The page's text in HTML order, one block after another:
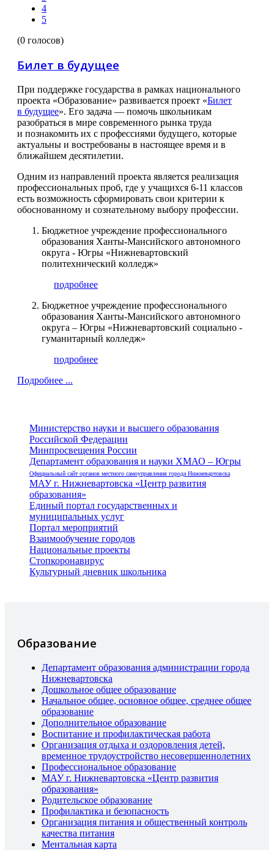
4
5
(0 голосов)
Билет в будущее
При поддержке государства в рамках национального
проекта «Образование» развивается проект «Билет
в будущее». Его задача — помочь школьникам
разобраться в мире современного рынка труда
и познакомить их с профессиями будущего, которые
актуальны и востребованы в настоящее время и в
ближайшем десятилетии.
Одним из направлений проекта является реализация
профессиональных проб, где у учащихся 6-11 классов
есть возможность сформировать свои критерии к
обоснованному и сознательному выбору профессии.
Бюджетное учреждение профессионального
образования Ханты-Мансийского автономного
округа - Югры «Нижневартовский
политехнический колледж»
подробнее
Бюджетное учреждение профессионального
образования Ханты-Мансийского автономного
округа – Югры «Нижневартовский социально -
гуманитарный колледж»
подробнее
Подробнее ...
Министерство науки и высшего образования
Российской Федерации
Минпросвещения России
Департамент образования и науки ХМАО – Югры
Официальный сайт органов местного самоуправления города Нижневартовска
МАУ г. Нижневартовска «Центр развития
образования»
Единый портал государственных и
муниципальных услуг
Портал мероприятий
Взаимообучение городов
Национальные проекты
Стопкоронавирус
Культурный дневник школьника
Образование
Департамент образования администрации города
Нижневартовска
Дошкольное общее образование
Начальное общее, основное общее, среднее общее
образование
Дополнительное образование
Воспитание и профилактическая работа
Организация отдыха и оздоровления детей,
временное трудоустройство несовершеннолетних
Профессиональное образование
МАУ г. Нижневартовска «Центр развития
образования»
Родительское образование
Профилактика и безопасность
Организация питания и общественный контроль
качества питания
Ментальная карта